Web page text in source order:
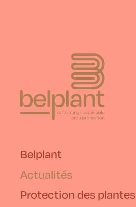
Belplant
Actualités
Protection des plantes